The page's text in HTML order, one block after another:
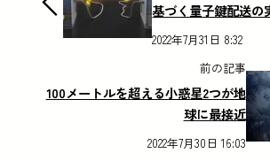
基づく量子鍵配送の
2022年7月31日 8:32
前の記事
100メートルを超える小惑星2つが地
球に最接近
2022年7月30日 16:03